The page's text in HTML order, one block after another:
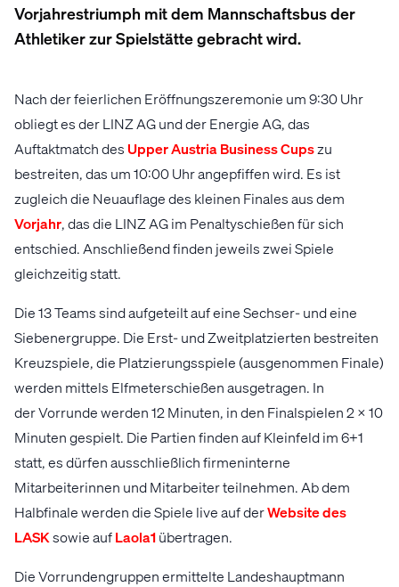
Vorjahrestriumph mit dem Mannschaftsbus der
Athletiker zur Spielstätte gebracht wird.
Nach der feierlichen Eröffnungszeremonie um 9:30 Uhr
obliegt es der LINZ AG und der Energie AG, das
Auftaktmatch desUpper Austria Business Cupszu
bestreiten, das um 10:00 Uhr angepfiffen wird. Es ist
zugleich die Neuauflage des kleinen Finales aus dem
Vorjahr, das die LINZ AG im Penaltyschießen für sich
entschied. Anschließend finden jeweils zwei Spiele
gleichzeitig statt.
Die 13 Teams sind aufgeteilt auf eine Sechser- und eine
Siebenergruppe. Die Erst- und Zweitplatzierten bestreiten
Kreuzspiele, die Platzierungsspiele (ausgenommen Finale)
werden mittels Elfmeterschießen ausgetragen. In
der Vorrunde werden 12 Minuten, in den Finalspielen 2 x 10
Minuten gespielt. Die Partien finden auf Kleinfeld im 6+1
statt, es dürfen ausschließlich firmeninterne
Mitarbeiterinnen und Mitarbeiter teilnehmen. Ab dem
Halbfinale werden die Spiele live auf derWebsite des
LASKsowie aufLaola1übertragen.
Die Vorrundengruppen ermittelte Landeshauptmann